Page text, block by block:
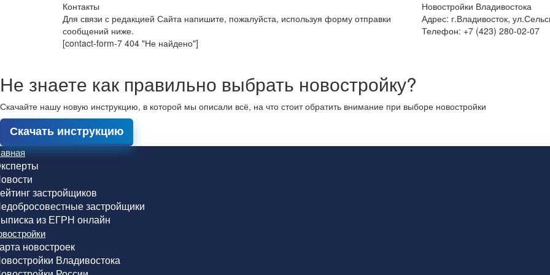
Контакты
Для связи с редакцией Сайта напишите, пожалуйста, используя форму отправки
сообщений ниже.
[contact-form-7 404 "Не найдено"]
Новостройки Владивостока
Адрес: г.Владивосток,
Телефон: +7 (423) 280-02-07
Не знаете как правильно выбрать новостройку?
Скачайте нашу новую инструкцию, в которой мы описали всё, на что стоит обратить внимание при выборе новостройки
Скачать инструкцию
застройщиков
застройщики
из ЕГРН онлайн
новостроек
Владивостока